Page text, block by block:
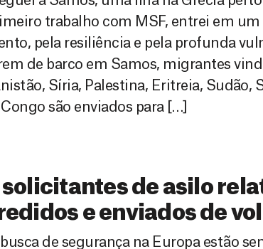
trabalho com MSF, entrei em
pela resiliência e pela profunda
de barco em Samos, migrantes
Síria, Palestina, Eritreia, Sudão,
são enviados para […]
solicitantes de asilo
e enviados de
busca de segurança na Europa estão